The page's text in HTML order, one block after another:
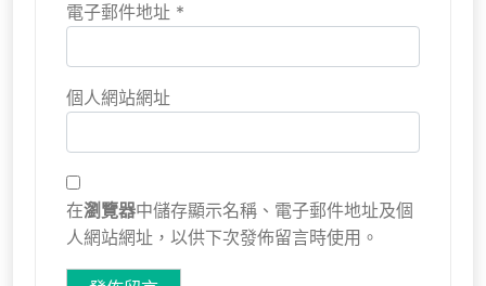
電子郵件地址 *
個人網站網址
在瀏覽器中儲存顯示名稱、電子郵件地址及個
人網站網址，以供下次發佈留言時使用。